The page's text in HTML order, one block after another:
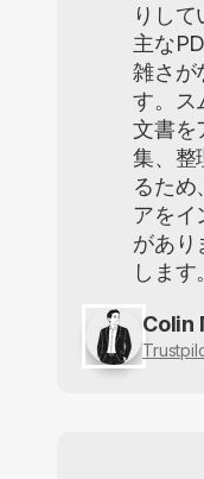
りして
主な
雑さが
す。ス
文書を
集、整
るため
アをイ
があり
します。
Colin